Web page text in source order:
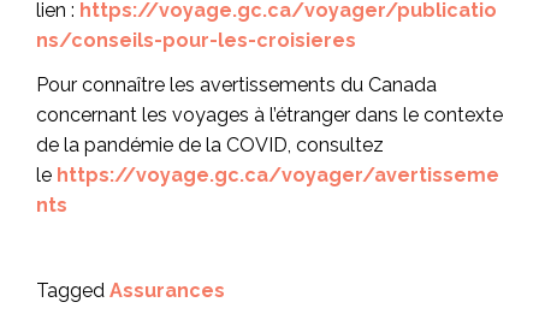
lien : https://voyage.gc.ca/voyager/publicatio
ns/conseils-pour-les-croisieres
Pour connaître les avertissements du Canada
concernant les voyages à l’étranger dans le contexte
de la pandémie de la COVID, consultez
le https://voyage.gc.ca/voyager/avertisseme
nts
Tagged Assurances